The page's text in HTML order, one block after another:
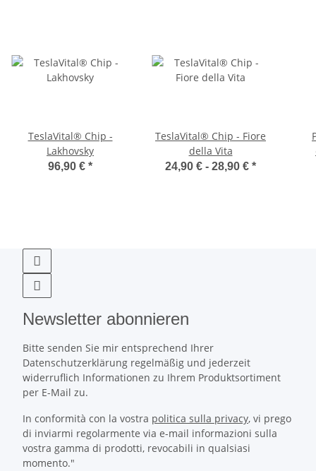
TeslaVital® Chip -
Lakhovsky
96,90 € *
TeslaVital® Chip - Fiore
della Vita
24,90 € - 28,90 € *
Newsletter abonnieren
Bitte senden Sie mir entsprechend Ihrer
Datenschutzerklärung regelmäßig und jederzeit
widerruflich Informationen zu Ihrem Produktsortiment
per E-Mail zu.
In conformità con la vostra politica sulla privacy, vi prego
di inviarmi regolarmente via e-mail informazioni sulla
vostra gamma di prodotti, revocabili in qualsiasi
momento."